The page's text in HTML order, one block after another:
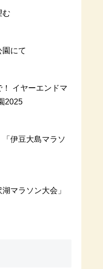
む
にて
イヤーエンドマ
2025
伊豆大島マラソ
マラソン大会」